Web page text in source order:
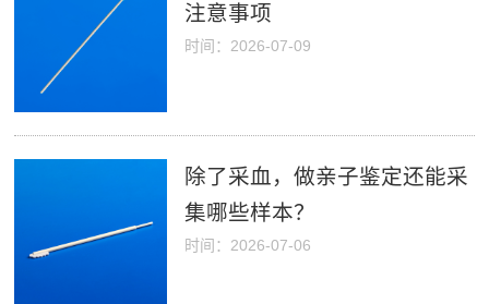
注意事项
时间：2026-07-09
除了采血，做亲子鉴定还能采
集哪些样本？
时间：2026-07-06